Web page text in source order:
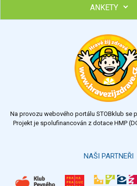
Hubněte s podporou lektorky a skupiny
Chcete poradit s hubnutím? Najděte si
ANKETY
Výsledky
Na provozu webového portálu STOBklub se
Projekt je spolufinancován z dotace HMP
NAŠI PARTNEŘI